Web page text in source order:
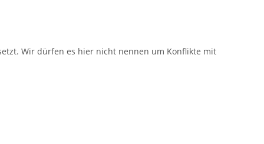
Wir dürfen es hier nicht nennen um Konflikte mit